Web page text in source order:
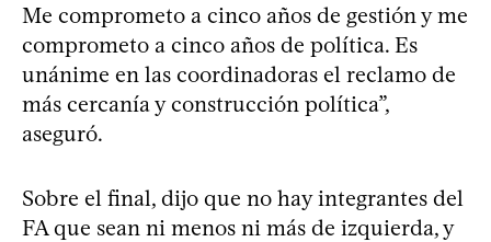
Me comprometo a cinco años de gestión y me
comprometo a cinco años de política. Es
unánime en las coordinadoras el reclamo de
más cercanía y construcción política”,
aseguró.
Sobre el final, dijo que no hay integrantes del
FA que sean ni menos ni más de izquierda, y